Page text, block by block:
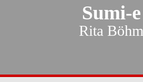
Sumi-e
Rita Böhm